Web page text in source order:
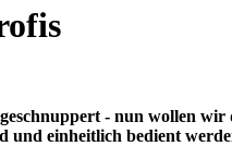
- nun wollen wir
und einheitlich bedient